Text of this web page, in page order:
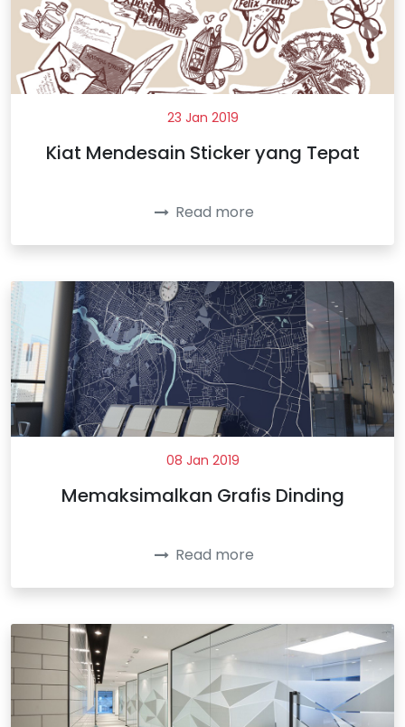
23 Jan 2019
Kiat Mendesain Sticker yang Tepat
Read more
08 Jan 2019
Memaksimalkan Grafis Dinding
Read more